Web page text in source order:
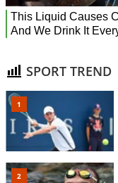
SPORT TREND